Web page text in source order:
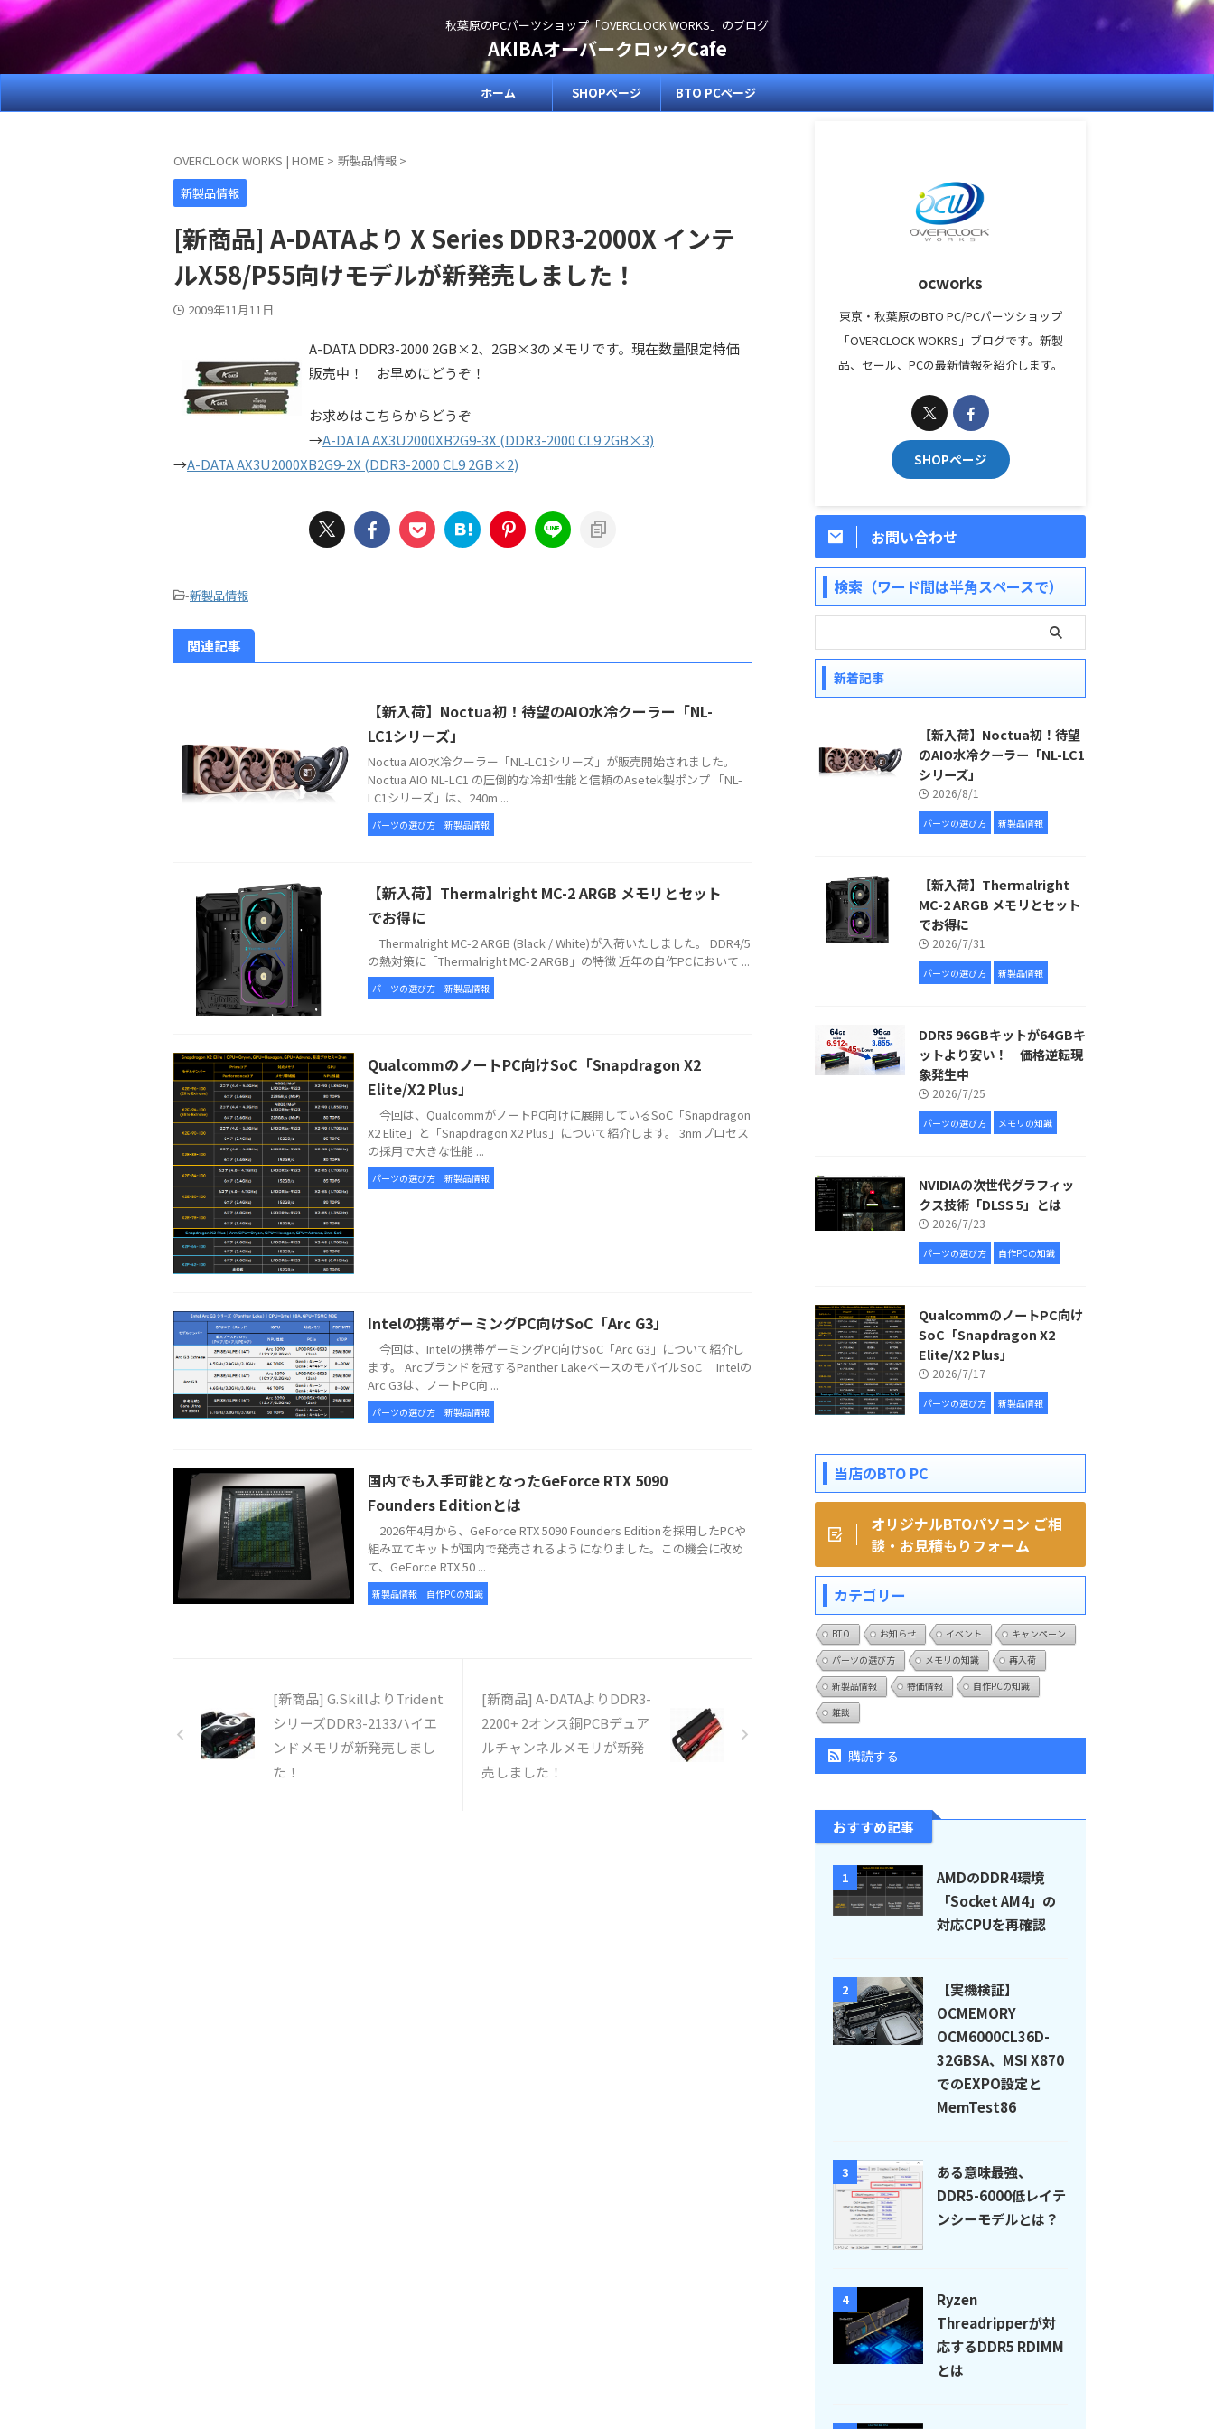
秋葉原のPCパーツショップ「OVERCLOCK WORKS」のブログ
AKIBAオーバークロックCafe
ホーム SHOPページ BTO PCページ
OVERCLOCK WORKS | HOME > 新製品情報 >
新製品情報
[新商品] A-DATAより X Series DDR3-2000X インテ
ルX58/P55向けモデルが新発売しました！
2009年11月11日
A-DATA DDR3-2000 2GB×2、2GB×3のメモリです。現在数量限定特価
販売中！ お早めにどうぞ！
お求めはこちらからどうぞ
→A-DATA AX3U2000XB2G9-3X (DDR3-2000 CL9 2GB×3)
→A-DATA AX3U2000XB2G9-2X (DDR3-2000 CL9 2GB×2)
-新製品情報
関連記事
【新入荷】Noctua初！待望のAIO水冷クーラー「NL-
LC1シリーズ」
Noctua AIO水冷クーラー「NL-LC1シリーズ」が販売開始されました。
Noctua AIO NL-LC1 の圧倒的な冷却性能と信頼のAsetek製ポンプ 「NL-
LC1シリーズ」は、240m ...
パーツの選び方 新製品情報
【新入荷】Thermalright MC-2 ARGB メモリとセット
でお得に
Thermalright MC-2 ARGB (Black / White)が入荷いたしました。 DDR4/5
の熱対策に「Thermalright MC-2 ARGB」の特徴 近年の自作PCにおいて ...
パーツの選び方 新製品情報
QualcommのノートPC向けSoC「Snapdragon X2
Elite/X2 Plus」
今回は、QualcommがノートPC向けに展開しているSoC「Snapdragon
X2 Elite」と「Snapdragon X2 Plus」について紹介します。 3nmプロセス
の採用で大きな性能 ...
パーツの選び方 新製品情報
Intelの携帯ゲーミングPC向けSoC「Arc G3」
今回は、Intelの携帯ゲーミングPC向けSoC「Arc G3」について紹介し
ます。 Arcブランドを冠するPanther LakeベースのモバイルSoC Intelの
Arc G3は、ノートPC向 ...
パーツの選び方 新製品情報
国内でも入手可能となったGeForce RTX 5090
Founders Editionとは
2026年4月から、GeForce RTX 5090 Founders Editionを採用したPCや
組み立てキットが国内で発売されるようになりました。この機会に改め
て、GeForce RTX 50 ...
新製品情報 自作PCの知識
[新商品] G.SkillよりTrident
シリーズDDR3-2133ハイエ
ンドメモリが新発売しまし
た！
[新商品] A-DATAよりDDR3-
2200+ 2オンス銅PCBデュア
ルチャンネルメモリが新発
売しました！
ocworks
東京・秋葉原のBTO PC/PCパーツショップ
「OVERCLOCK WOKRS」ブログです。新製
品、セール、PCの最新情報を紹介します。
SHOPページ
お問い合わせ
検索（ワード間は半角スペースで）
新着記事
【新入荷】Noctua初！待望
のAIO水冷クーラー「NL-LC1
シリーズ」
2026/8/1
パーツの選び方 新製品情報
【新入荷】Thermalright
MC-2 ARGB メモリとセット
でお得に
2026/7/31
パーツの選び方 新製品情報
DDR5 96GBキットが64GBキ
ットより安い！ 価格逆転現
象発生中
2026/7/25
パーツの選び方 メモリの知識
NVIDIAの次世代グラフィッ
クス技術「DLSS 5」とは
2026/7/23
パーツの選び方 自作PCの知識
QualcommのノートPC向け
SoC「Snapdragon X2
Elite/X2 Plus」
2026/7/17
パーツの選び方 新製品情報
当店のBTO PC
オリジナルBTOパソコン ご相
談・お見積もりフォーム
カテゴリー
BTO お知らせ イベント
キャンペーン
パーツの選び方
メモリの知識
再入荷
新製品情報
特価情報
自作PCの知識
雑談
購読する
おすすめ記事
1
AMDのDDR4環境
「Socket AM4」の
対応CPUを再確認
2
【実機検証】
OCMEMORY
OCM6000CL36D-
32GBSA、MSI X870
でのEXPO設定と
MemTest86
3
ある意味最強、
DDR5-6000低レイテ
ンシーモデルとは？
4
Ryzen
Threadripperが対
応するDDR5 RDIMM
とは